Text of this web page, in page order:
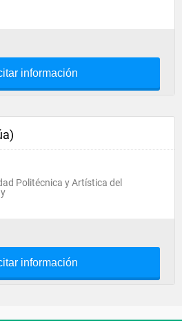
información
Politécnica y Artística del
información